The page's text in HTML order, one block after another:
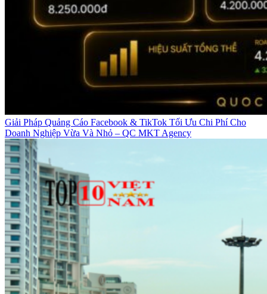
Giải Pháp Quảng Cáo Facebook & TikTok Tối Ưu Chi Phí Cho
Doanh Nghiệp Vừa Và Nhỏ – QC MKT Agency